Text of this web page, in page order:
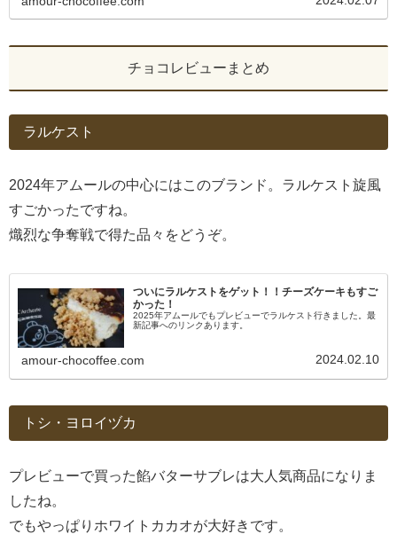
チョコレビューまとめ
ラルケスト
2024年アムールの中心にはこのブランド。ラルケスト旋風
すごかったですね。
熾烈な争奪戦で得た品々をどうぞ。
ついにラルケストをゲット！！チーズケーキもすご
かった！
2025年アムールでもプレビューでラルケスト行きました。最
新記事へのリンクあります。
amour-chocoffee.com 2024.02.10
トシ・ヨロイヅカ
プレビューで買った餡バターサブレは大人気商品になりま
したね。
でもやっぱりホワイトカカオが大好きです。